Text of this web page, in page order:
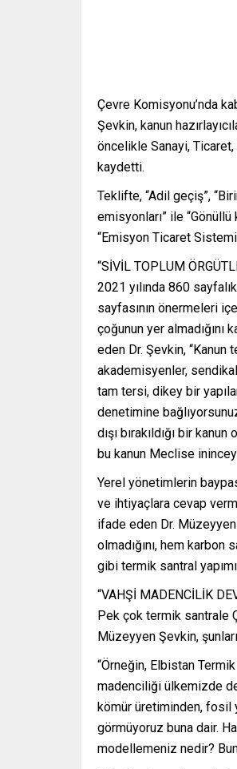
Çevre Komisyonu’nda
Şevkin, kanun
öncelikle Sanayi,
kaydetti.
Teklifte, “Adil geçiş”,
emisyonları” ile “Gönüllü
“Emisyon Ticaret
“SİVİL TOPLUM
2021 yılında 860
sayfasının önermeleri
çoğunun yer
eden Dr. Şevkin,
akademisyenler,
tam tersi, dikey bir
denetimine
dışı bırakıldığı bir
bu kanun Meclise
Yerel yönetimlerin
ve ihtiyaçlara cevap
ifade eden Dr.
olmadığını, hem karbon
gibi termik santral
“VAHŞİ MADENCİLİK
Pek çok termik santrale
Müzeyyen Şevkin,
“Örneğin, Elbistan
madenciliği ülkemizde
kömür üretiminden, fosil
görmüyoruz buna dair.
modellemeniz nedir?